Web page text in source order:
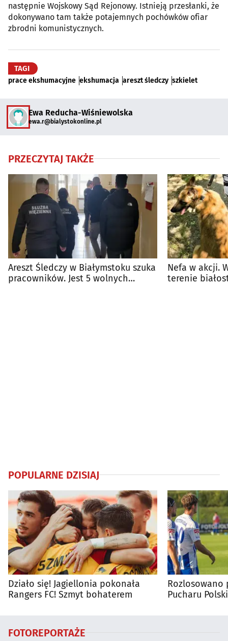
następnie Wojskowy Sąd Rejonowy. Istnieją przesłanki, że
dokonywano tam także potajemnych pochówków ofiar
zbrodni komunistycznych.
TAGI
prace ekshumacyjne ekshumacja areszt śledczy szkielet
Ewa Reducha-Wiśniewolska
ewa.r@bialystokonline.pl
PRZECZYTAJ TAKŻE
Areszt Śledczy w Białymstoku szuka
pracowników. Jest 5 wolnych
Nefa w akcji.
terenie
POPULARNE DZISIAJ
Działo się! Jagiellonia pokonała
Rangers FC! Szmyt bohaterem
Rozlosowano
Pucharu Polski
FOTOREPORTAŻE